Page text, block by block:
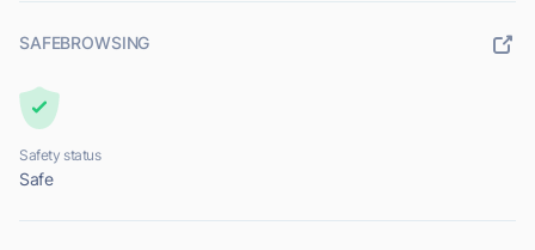
SAFEBROWSING
Safety status
Safe